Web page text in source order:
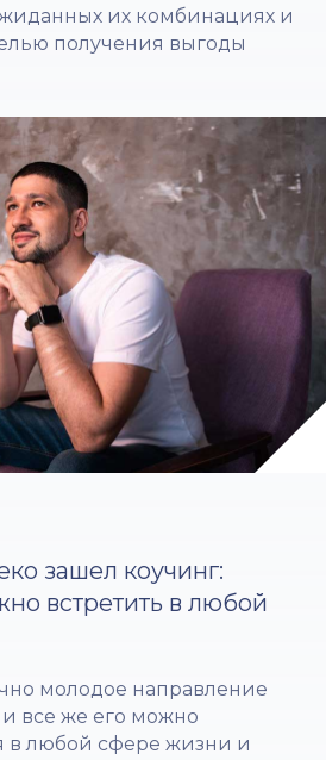
их комбинациях и
получения выгоды
зашел коучинг:
встретить в любой
молодое направление
все же его можно
в любой сфере жизни и